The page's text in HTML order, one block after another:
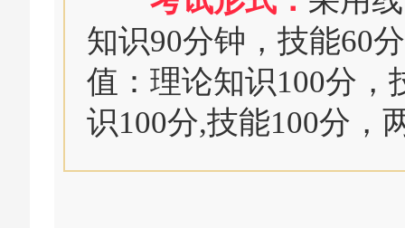
知识90分钟，技能60
值：理论知识100分，
识100分,技能100分，